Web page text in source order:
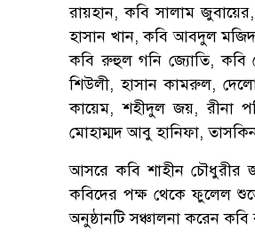
রায়হান, কবি সালাম
হাসান খান, কবি আবদুল
কবি রুহুল গনি জ্যোতি, কবি
শিউলী, হাসান কামরুল,
কায়েম, শহীদুল জয়, রীনা
মোহাম্মদ আবু হানিফা,
আসরে কবি শাহীন চৌধুরীর
কবিদের পক্ষ থেকে ফুলেল
অনুষ্ঠানটি সঞ্চালনা করেন